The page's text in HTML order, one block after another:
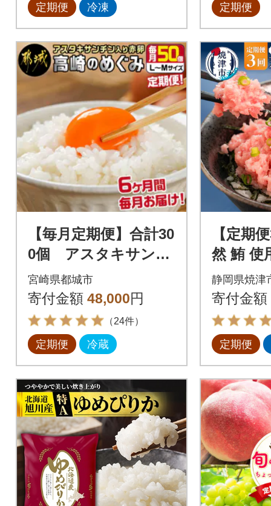
定期便 冷凍 定期便
【毎月定期便】合計30
0個 アスタキサンチ
ン入り赤卵「高崎のめ
ぐみ」50個全6回
宮崎県都城市
寄付金額 48,000円
（24件）
定期便 冷蔵
【定期
然 鮪 使
小分け
6-012)
静岡県焼津
寄付金額
定期便